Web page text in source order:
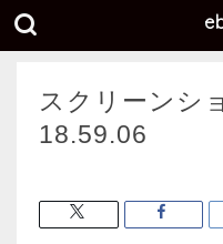
スクリーンシ
18.59.06